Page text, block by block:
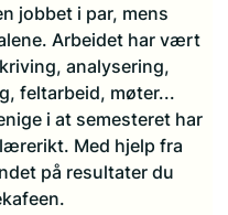
jobbet i par, mens
Arbeidet har vært
analysering,
feltarbeid, møter...
i at semesteret har
Med hjelp fra
på resultater du